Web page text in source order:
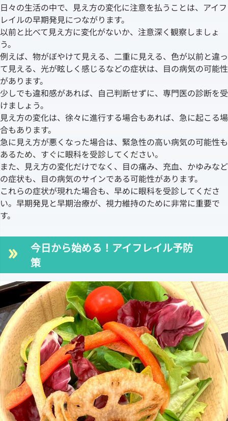
日々の生活の中で、見え方の変化に注意を払うことは、アイフ
レイルの早期発見につながります。
以前と比べて見え方に変化がないか、注意深く観察しましょ
う。
例えば、物がぼやけて見える、二重に見える、色が以前と違っ
て見える、光が眩しく感じるなどの症状は、目の病気の可能性
があります。
少しでも違和感があれば、自己判断せずに、専門医の診断を受
けましょう。
見え方の変化は、徐々に進行する場合もあれば、急に起こる場
合もあります。
急に見え方が悪くなった場合は、緊急性の高い病気の可能性も
あるため、すぐに眼科を受診してください。
また、見え方の変化だけでなく、目の痛み、充血、かゆみなど
の症状も、目の病気のサインである可能性があります。
これらの症状が現れた場合も、早めに眼科を受診してくださ
い。早期発見と早期治療が、視力維持のために非常に重要で
す。
今日から始める！アイフレイル予防
策